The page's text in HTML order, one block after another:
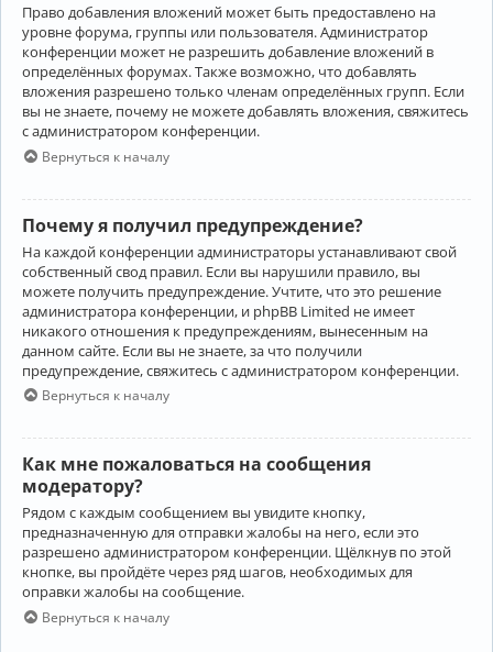
Право добавления вложений может быть предоставлено на
уровне форума, группы или пользователя. Администратор
конференции может не разрешить добавление вложений в
определённых форумах. Также возможно, что добавлять
вложения разрешено только членам определённых групп. Если
вы не знаете, почему не можете добавлять вложения, свяжитесь
с администратором конференции.
Вернуться к началу
Почему я получил предупреждение?
На каждой конференции администраторы устанавливают свой
собственный свод правил. Если вы нарушили правило, вы
можете получить предупреждение. Учтите, что это решение
администратора конференции, и phpBB Limited не имеет
никакого отношения к предупреждениям, вынесенным на
данном сайте. Если вы не знаете, за что получили
предупреждение, свяжитесь с администратором конференции.
Вернуться к началу
Как мне пожаловаться на сообщения
модератору?
Рядом с каждым сообщением вы увидите кнопку,
предназначенную для отправки жалобы на него, если это
разрешено администратором конференции. Щёлкнув по этой
кнопке, вы пройдёте через ряд шагов, необходимых для
оправки жалобы на сообщение.
Вернуться к началу